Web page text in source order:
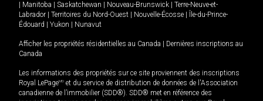
Manitoba Saskatchewan Nouveau-Brunswick
Terre-Neuve-et-
Labrador
Territoires du Nord-Ouest Nouvelle-Écosse
Île-du-Prince-
Édouard
Yukon Nunavut
Afficher les propriétés résidentielles au Canada
Dernières inscriptions au
Canada
Les informations des propriétés sur ce site proviennent des inscriptions
Royal LePageMD et du service de distribution de données de l'Association
canadienne de l’immobilier (SDD®). SDD® met en référence des